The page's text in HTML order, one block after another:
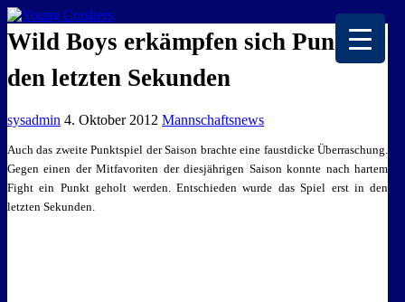
EISKALTE LEIDENSCHAFT
Wild Boys erkämpfen sich Punkt in
den letzten Sekunden
sysadmin 4. Oktober 2012 Mannschaftsnews
Auch das zweite Punktspiel der Saison brachte eine faustdicke Überraschung.
Gegen einen der Mitfavoriten der diesjährigen Saison konnte nach hartem
Fight ein Punkt geholt werden. Entschieden wurde das Spiel erst in den
letzten Sekunden.